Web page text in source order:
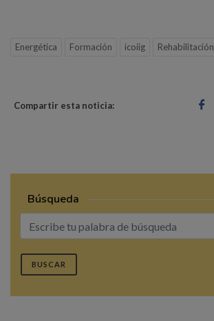
Energética Formación icoiig Rehabilitación
Compartir esta noticia:
Búsqueda
BUSCAR